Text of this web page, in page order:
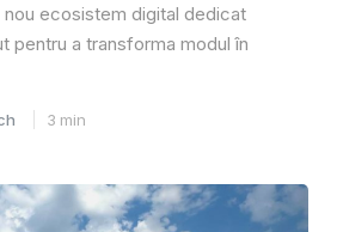
nou ecosistem digital dedicat
pentru a transforma modul în
3 min